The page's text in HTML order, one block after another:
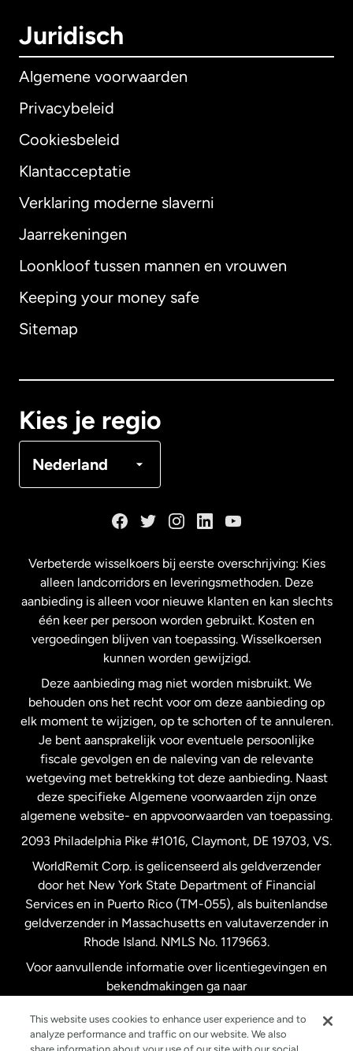
Juridisch
Algemene voorwaarden
Privacybeleid
Cookiesbeleid
Klantacceptatie
Verklaring moderne slaverni
Jaarrekeningen
Loonkloof tussen mannen en vrouwen
Keeping your money safe
Sitemap
Kies je regio
Nederland
Internationaal English
Australië
Maleisië
Nederland
Nieuw-Zeeland
Spanje
Verenigd Koninkrijk
Verenigde Staten English
Verenigde Staten Español
Zweden
Verbeterde wisselkoers bij eerste overschrijving: Kies
alleen landcorridors en leveringsmethoden. Deze
aanbieding is alleen voor nieuwe klanten en kan slechts
één keer per persoon worden gebruikt. Kosten en
vergoedingen blijven van toepassing. Wisselkoersen
kunnen worden gewijzigd.
Deze aanbieding mag niet worden misbruikt. We
behouden ons het recht voor om deze aanbieding op
elk moment te wijzigen, op te schorten of te annuleren.
Je bent aansprakelijk voor eventuele persoonlijke
fiscale gevolgen en de naleving van de relevante
wetgeving met betrekking tot deze aanbieding. Naast
deze specifieke Algemene voorwaarden zijn onze
algemene website- en appvoorwaarden van toepassing.
2093 Philadelphia Pike #1016, Claymont, DE 19703, VS.
WorldRemit Corp. is gelicenseerd als geldverzender
door het New York State Department of Financial
Services en in Puerto Rico (TM-055), als buitenlandse
geldverzender in Massachusetts en valutaverzender in
Rhode Island. NMLS No. 1179663.
Voor aanvullende informatie over licentiegevingen en
bekendmakingen ga naar
This website uses cookies to enhance user experience and to
analyze performance and traffic on our website. We also